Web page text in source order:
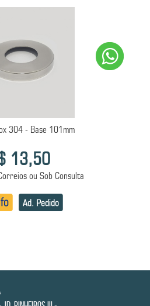
304 - Base 101mm
13,50
ou Sob Consulta